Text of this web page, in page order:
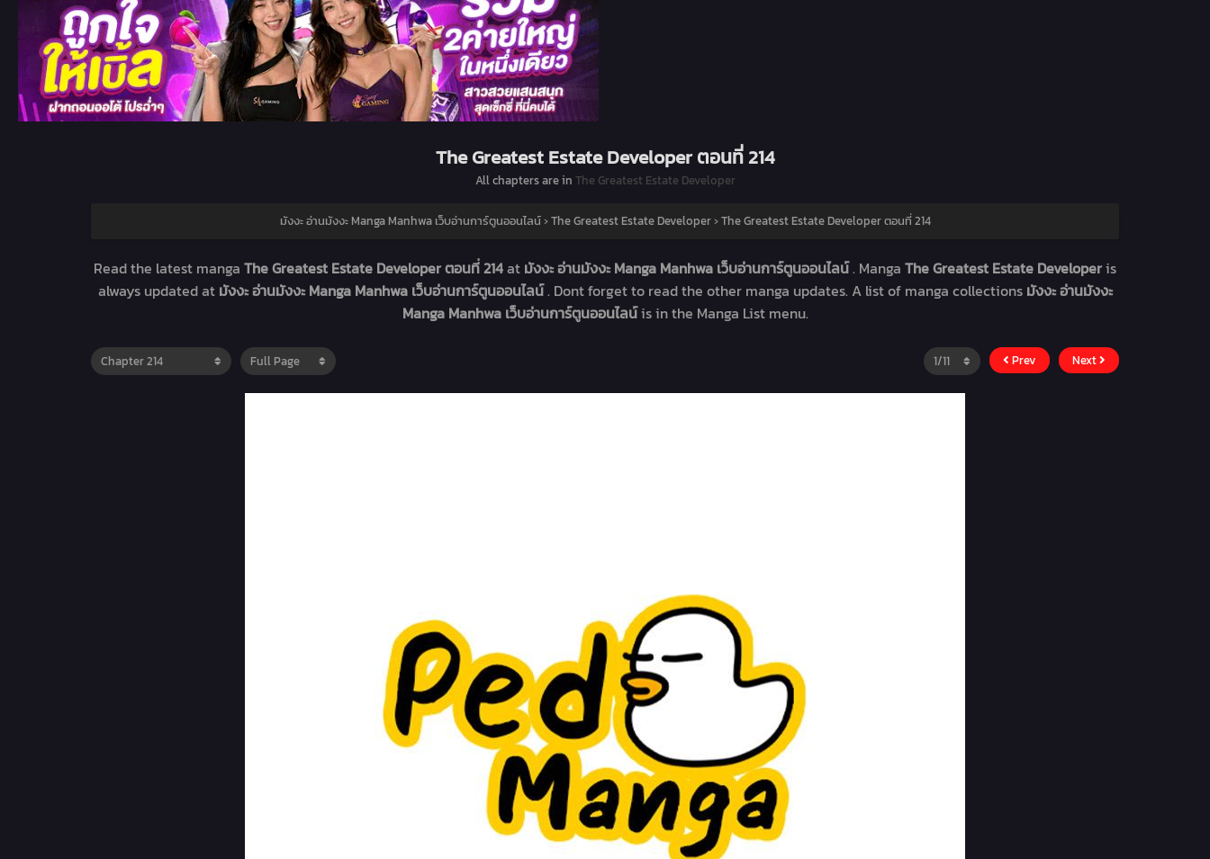
The Greatest Estate Developer ตอนที่ 214
All chapters are in The Greatest Estate Developer
มังงะ อ่านมังงะ Manga Manhwa เว็บอ่านการ์ตูนออนไลน์›The Greatest Estate Developer›The Greatest Estate Developer ตอนที่ 214
Read the latest manga The Greatest Estate Developer ตอนที่ 214at มังงะ อ่านมังงะ Manga Manhwa เว็บอ่านการ์ตูนออนไลน์. Manga The Greatest Estate Developeris
always updated at มังงะ อ่านมังงะ Manga Manhwa เว็บอ่านการ์ตูนออนไลน์. Dont forget to read the other manga updates. A list of manga collections มังงะ อ่านมังงะ
Manga Manhwa เว็บอ่านการ์ตูนออนไลน์is in the Manga List menu.
Prev Next